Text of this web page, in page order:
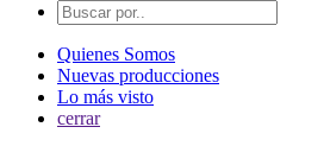
Quienes Somos
Nuevas producciones
Lo más visto
cerrar